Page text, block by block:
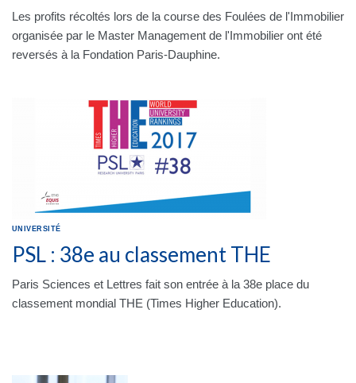
Les profits récoltés lors de la course des Foulées de l'Immobilier
organisée par le Master Management de l'Immobilier ont été
reversés à la Fondation Paris-Dauphine.
UNIVERSITÉ
PSL : 38e au classement THE
Paris Sciences et Lettres fait son entrée à la 38e place du
classement mondial THE (Times Higher Education).